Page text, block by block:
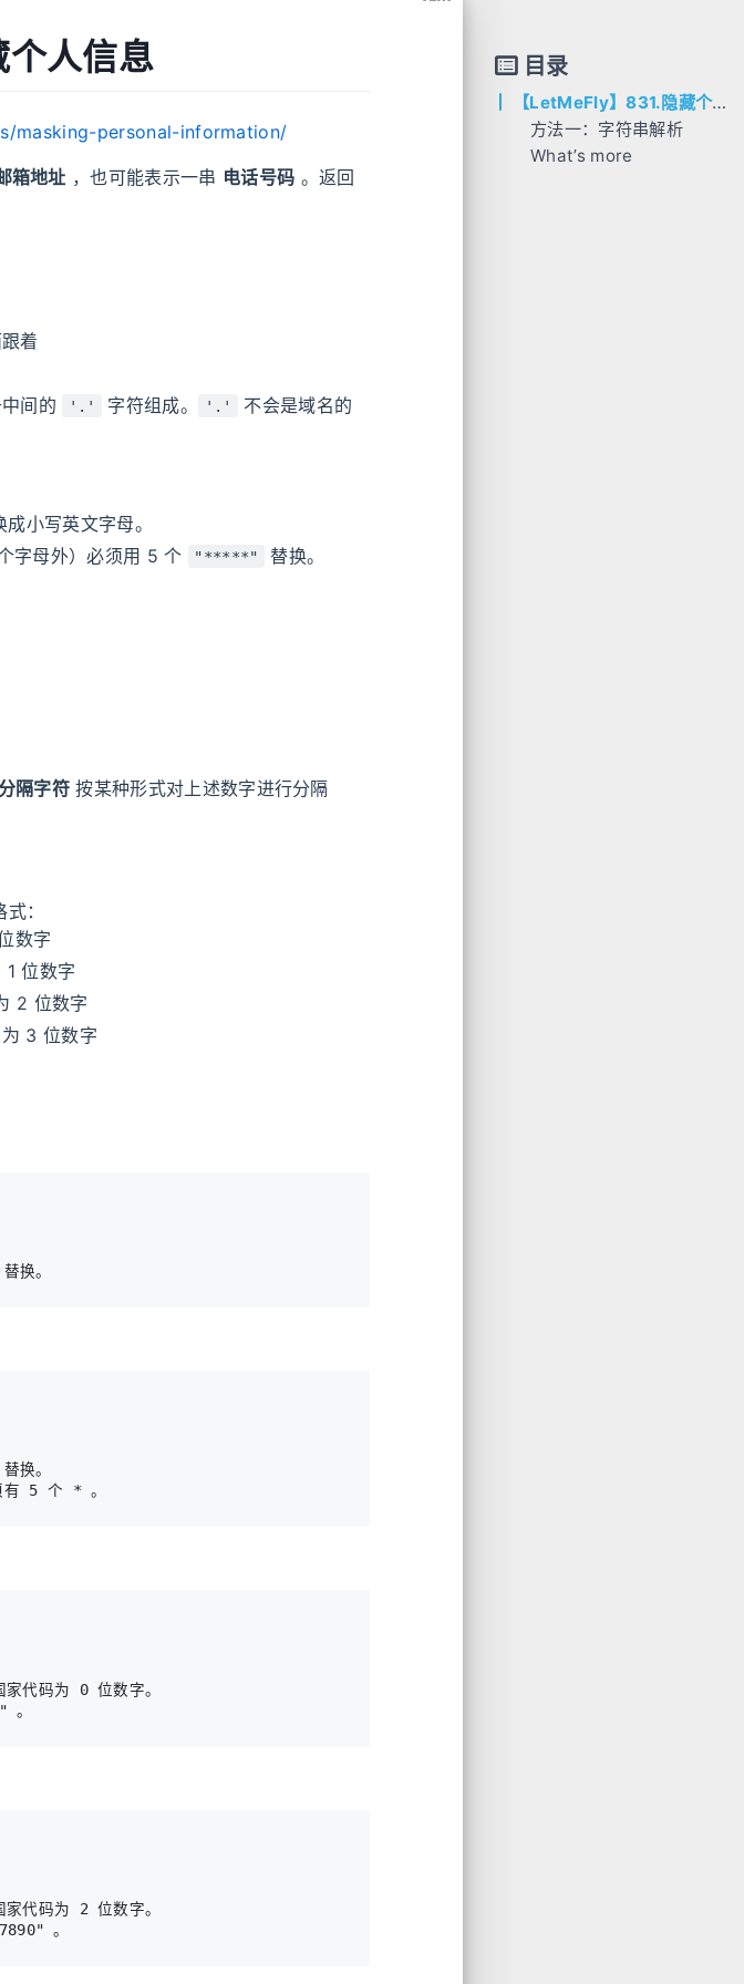
人信息
masking-personal-information/
箱地址 ，也可能表示一串 电话号码 。返回
着
间的 '.' 字符组成。 '.'
不会是域名的
小写英文字母。
字母外）必须用 5 个 "*****" 替换。
隔字符 按某种形式对上述数字进行分隔
：
数字
1 位数字
2 位数字
3 位数字
换。
代码为 0 位数字。
代码为 2 位数字。
目录
【LetMeFly】831.隐藏个人信息
方法一：字符串解析
邮箱
What’s more